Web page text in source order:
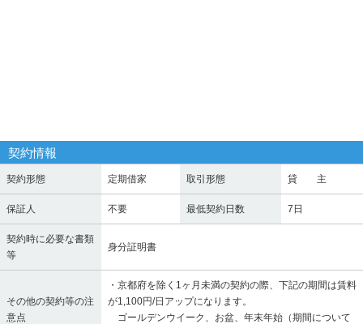
契約情報
契約形態 定期借家 取引形態 貸 主
保証人 不要 最低契約日数 7日
契約時に必要な書類
等
身分証明書
その他の契約等の注
意点
・京都府を除く1ヶ月未満の契約の際、下記の期間は賃料
が1,100円/日アップになります。
ゴールデンウイーク、お盆、年末年始（期間について